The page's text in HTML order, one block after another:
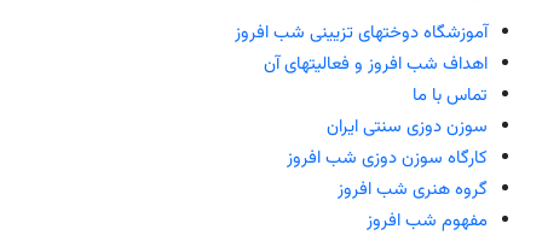
آموزشگاه دوختهای تزیینی شب افروز
اهداف شب افروز و فعالیتهای آن
تماس با ما
سوزن دوزی سنتی ایران
کارگاه سوزن دوزی شب افروز
گروه هنری شب افروز
مفهوم شب افروز